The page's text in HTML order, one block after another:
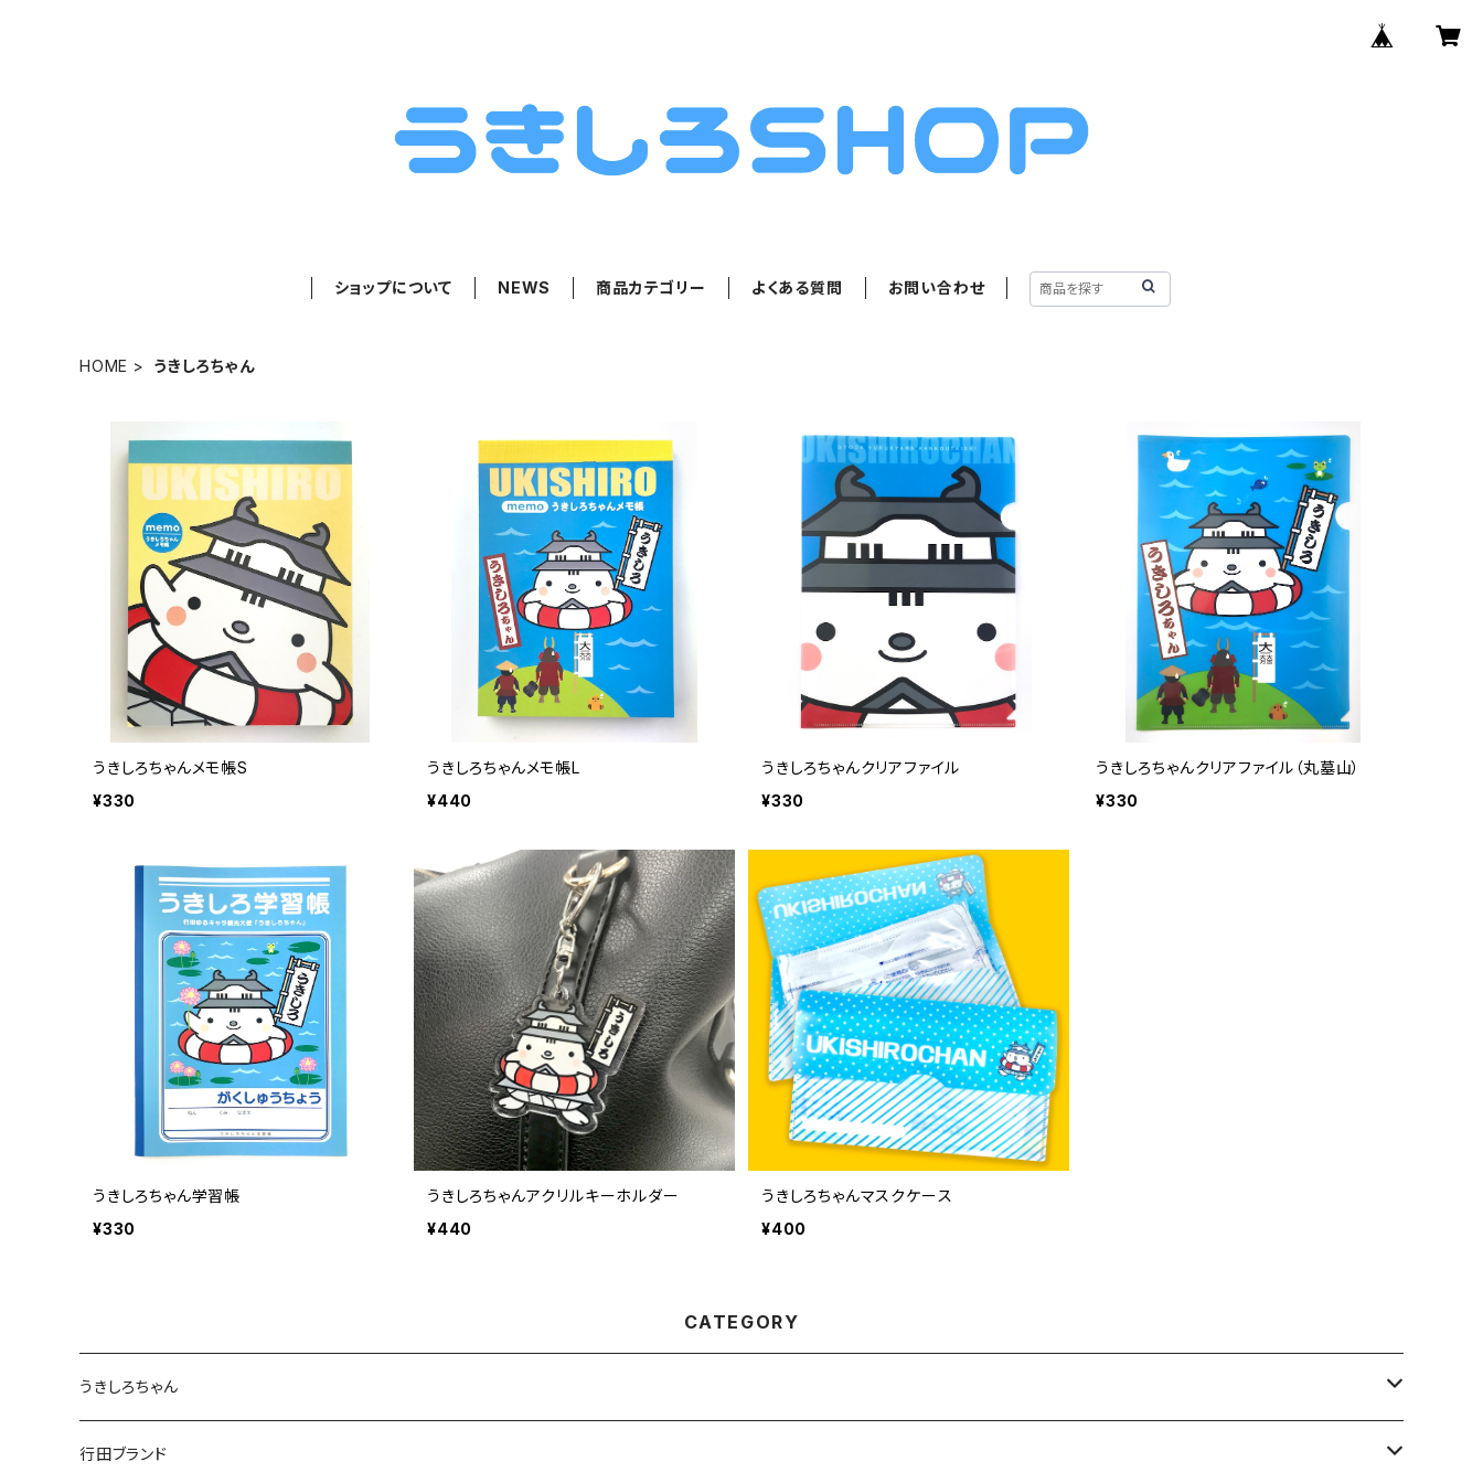
ショップについて NEWS 商品カテゴリー よくある質問 お問い合わせ
HOME うきしろちゃん
うきしろちゃんメモ帳S
¥330
うきしろちゃんメモ帳L
¥440
うきしろちゃんクリアファイル
¥330
うきしろちゃんクリアファイル（丸墓山）
¥330
うきしろちゃん学習帳
¥330
うきしろちゃんアクリルキーホルダー
¥440
うきしろちゃんマスクケース
¥400
CATEGORY
うきしろちゃん
ステーショナリー
行田ブランド